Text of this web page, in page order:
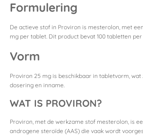
Formulering
De actieve stof in Proviron is mesterolon, met
mg per tablet. Dit product bevat 100 tabletten per
Vorm
Proviron 25 mg is beschikbaar in tabletvorm, wat
dosering en inname.
WAT IS PROVIRON?
Proviron, met de werkzame stof mesterolon, is
androgene steroïde (AAS) die vaak wordt